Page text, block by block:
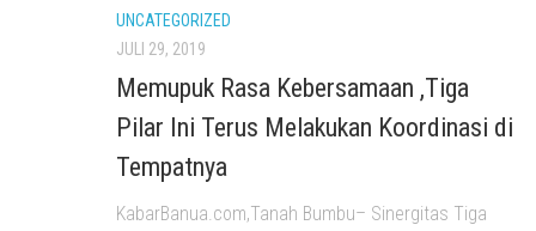
UNCATEGORIZED
JULI 29, 2019
Memupuk Rasa Kebersamaan ,Tiga
Pilar Ini Terus Melakukan Koordinasi di
Tempatnya
KabarBanua.com,Tanah Bumbu– Sinergitas Tiga